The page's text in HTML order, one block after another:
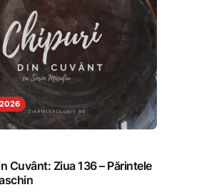
Cuvânt: Ziua 136 – Părintele